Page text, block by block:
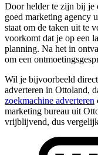
Door helder te zijn bij je
goed marketing agency
staat om de taken uit te
voorkomt dat je op een
planning. Na het in
om een
Wil je bijvoorbeeld
adverteren in Ottoland,
zoekmachine adverteren
marketing bureau uit
vrijblijvend, dus